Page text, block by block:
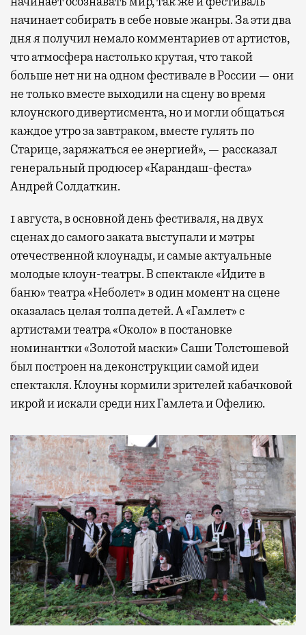
начинает собирать в себе новые жанры. За эти два
дня я получил немало комментариев от артистов,
что атмосфера настолько крутая, что такой
больше нет ни на одном фестивале в России — они
не только вместе выходили на сцену во время
клоунского дивертисмента, но и могли общаться
каждое утро за завтраком, вместе гулять по
Старице, заряжаться ее энергией», — рассказал
генеральный продюсер «Карандаш-феста»
Андрей Солдаткин.
1 августа, в основной день фестиваля, на двух
сценах до самого заката выступали и мэтры
отечественной клоунады, и самые актуальные
молодые клоун-театры. В спектакле «Идите в
баню» театра «Неболет» в один момент на сцене
оказалась целая толпа детей. А «Гамлет» с
артистами театра «Около» в постановке
номинантки «Золотой маски» Саши Толстошевой
был построен на деконструкции самой идеи
спектакля. Клоуны кормили зрителей кабачковой
икрой и искали среди них Гамлета и Офелию.